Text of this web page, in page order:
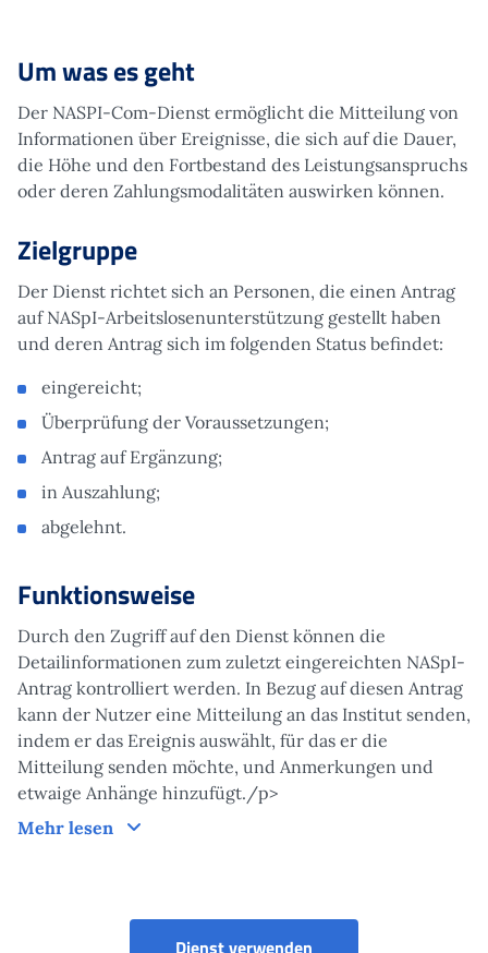
Um was es geht
Der NASPI-Com-Dienst ermöglicht die Mitteilung von
Informationen über Ereignisse, die sich auf die Dauer,
die Höhe und den Fortbestand des Leistungsanspruchs
oder deren Zahlungsmodalitäten auswirken können.
Zielgruppe
Der Dienst richtet sich an Personen, die einen Antrag
auf NASpI-Arbeitslosenunterstützung gestellt haben
und deren Antrag sich im folgenden Status befindet:
eingereicht;
Überprüfung der Voraussetzungen;
Antrag auf Ergänzung;
in Auszahlung;
abgelehnt.
Funktionsweise
Durch den Zugriff auf den Dienst können die
Detailinformationen zum zuletzt eingereichten NASpI-
Antrag kontrolliert werden. In Bezug auf diesen Antrag
kann der Nutzer eine Mitteilung an das Institut senden,
indem er das Ereignis auswählt, für das er die
Mitteilung senden möchte, und Anmerkungen und
etwaige Anhänge hinzufügt./p>
Mehr lesen
Funktionsweise
Dienst verwenden